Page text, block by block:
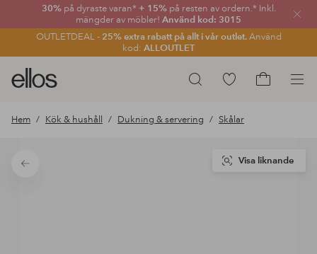
30% på dyraste varan* + 15% på resten av ordern.* Inkl.
mängder av möbler! Använd kod: 3015
OUTLETDEAL - 25% extra rabatt på allt i vår outlet.Använd
kod: ALLOUTLET
Sök
Ellos
logotyp
gå
förstasidan
Gå
favoritmarkerade
Hem Kök & hushåll Dukning & servering Skålar
Tillbaka
Visa liknande